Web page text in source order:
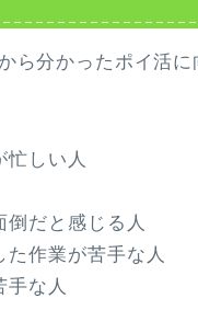
ら分かったポイ活に
忙しい人
倒だと感じる人
た作業が苦手な人
手な人